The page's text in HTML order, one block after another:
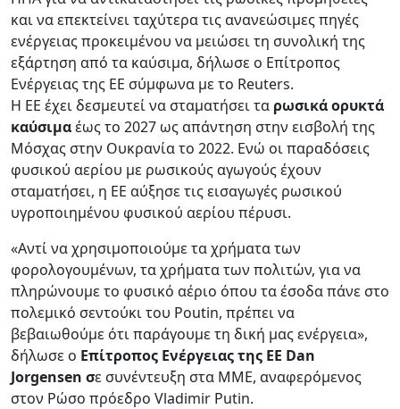
και να επεκτείνει ταχύτερα τις ανανεώσιμες πηγές
ενέργειας προκειμένου να μειώσει τη συνολική της
εξάρτηση από τα καύσιμα, δήλωσε ο Επίτροπος
Ενέργειας της ΕΕ σύμφωνα με το Reuters.
Η ΕΕ έχει δεσμευτεί να σταματήσει τα ρωσικά ορυκτά
καύσιμαέως το 2027 ως απάντηση στην εισβολή της
Μόσχας στην Ουκρανία το 2022. Ενώ οι παραδόσεις
φυσικού αερίου με ρωσικούς αγωγούς έχουν
σταματήσει, η ΕΕ αύξησε τις εισαγωγές ρωσικού
υγροποιημένου φυσικού αερίου πέρυσι.
«Αντί να χρησιμοποιούμε τα χρήματα των
φορολογουμένων, τα χρήματα των πολιτών, για να
πληρώνουμε το φυσικό αέριο όπου τα έσοδα πάνε στο
πολεμικό σεντούκι του Poutin, πρέπει να
βεβαιωθούμε ότι παράγουμε τη δική μας ενέργεια»,
δήλωσε ο Επίτροπος Ενέργειας της ΕΕ Dan
Jorgensen σε συνέντευξη στα ΜΜΕ, αναφερόμενος
στον Ρώσο πρόεδρο Vladimir Putin.